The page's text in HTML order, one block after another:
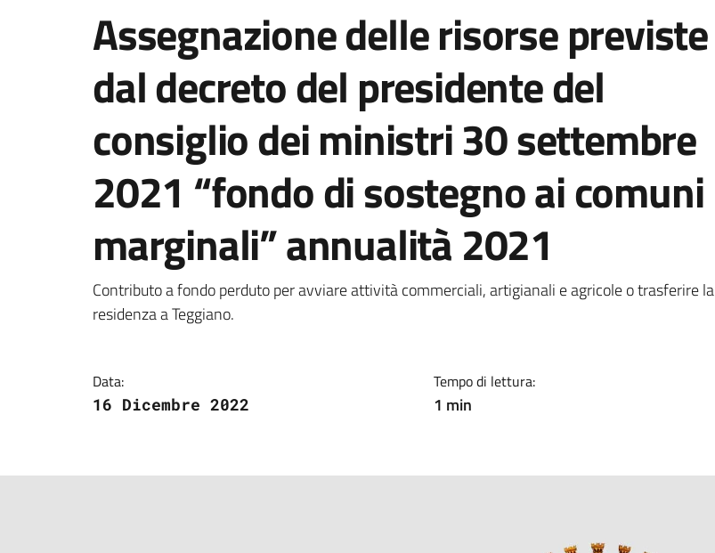
Assegnazione delle risorse previste
dal decreto del presidente del
consiglio dei ministri 30 settembre
2021 “fondo di sostegno ai comuni
marginali” annualità 2021
Dettagli della notizia
Contributo a fondo perduto per avviare attività commerciali, artigianali e agricole o trasferire la
residenza a Teggiano.
Data:
16 Dicembre 2022
Tempo di lettura:
1 min